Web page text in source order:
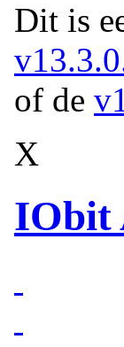
Dit is
of de
X
IObit